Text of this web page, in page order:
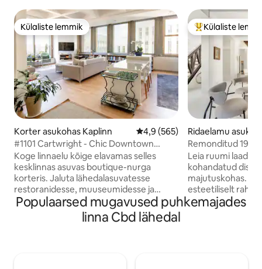
Külaliste lemmik
Külaliste lemmik
Korter asukohas Kaplinn Keskmine hinnang 4,9/5, 565
4,9 (565)
#1101 Cartwright - Chic Downtown
Apartment
Koge linnaelu kõige elavamas selles
kesklinnas asuvas boutique-nurga
korteris. Jaluta lähedalasuvatesse
restoranidesse, muuseumidesse ja
galeriidesse või lõõgastu kesklinna kohal,
mida ümbritsevad vaated silmapiirile.
See ruumikas korter pakub kõike -
Külaliste suur
Külaliste
Ridaelamu
n
Remonditud
katuseterrassiga
Leia ruumi
kohandatud
majutuskohas.
esteetiliselt
mustvalge
klassikaliste
Populaarsed mugavused puhkemajades
linna Cbd lähedal